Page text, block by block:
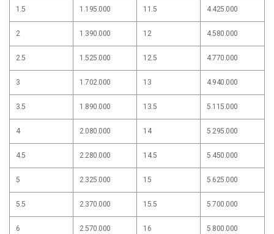
1.5 1.195.000 11.5 4.425.000
2 1.390.000 12 4.580.000
2.5 1.525.000 12.5 4.770.000
3 1.702.000 13 4.940.000
3.5 1.890.000 13.5 5.115.000
4 2.080.000 14 5.295.000
4.5 2.280.000 14.5 5.450.000
5 2.325.000 15 5.625.000
5.5 2.370.000 15.5 5.700.000
6 2.570.000 16 5.800.000